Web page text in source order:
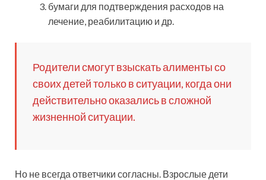
бумаги для подтверждения расходов на
лечение, реабилитацию и др.
Родители смогут взыскать алименты со
своих детей только в ситуации, когда они
действительно оказались в сложной
жизненной ситуации.
Но не всегда ответчики согласны. Взрослые дети